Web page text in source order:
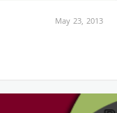
May 23, 2013